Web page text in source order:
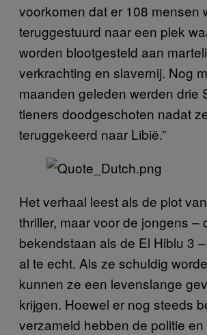
voorkomen dat er 108 mensen
teruggestuurd naar een plek
worden blootgesteld aan
verkrachting en slavernij. Nog
maanden geleden werden drie
tieners doodgeschoten nadat
teruggekeerd naar Libië.”
Het verhaal leest als de plot
thriller, maar voor de jongens –
bekendstaan als de El Hiblu 3
al te echt. Als ze schuldig
kunnen ze een levenslange
krijgen. Hoewel er nog steeds
verzameld hebben de politie